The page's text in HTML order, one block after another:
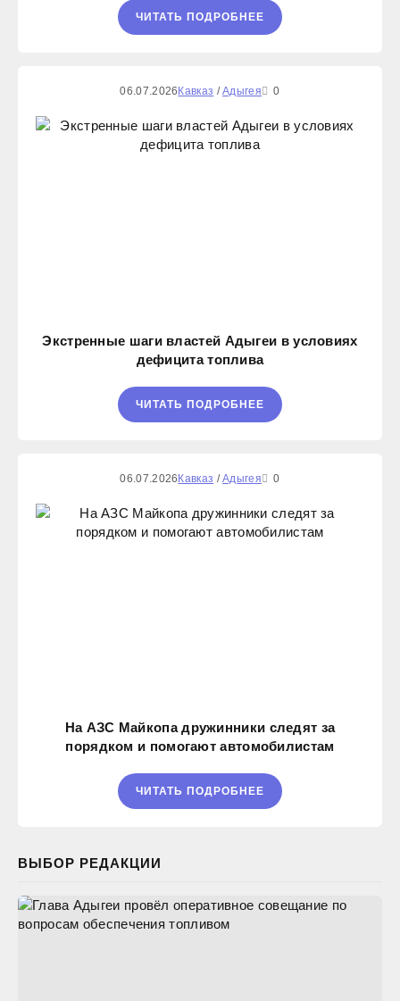
ЧИТАТЬ ПОДРОБНЕЕ
06.07.2026Кавказ /Адыгея 0
Экстренные шаги властей Адыгеи в условиях
дефицита топлива
ЧИТАТЬ ПОДРОБНЕЕ
06.07.2026Кавказ /Адыгея 0
На АЗС Майкопа дружинники следят за
порядком и помогают автомобилистам
ЧИТАТЬ ПОДРОБНЕЕ
ВЫБОР РЕДАКЦИИ